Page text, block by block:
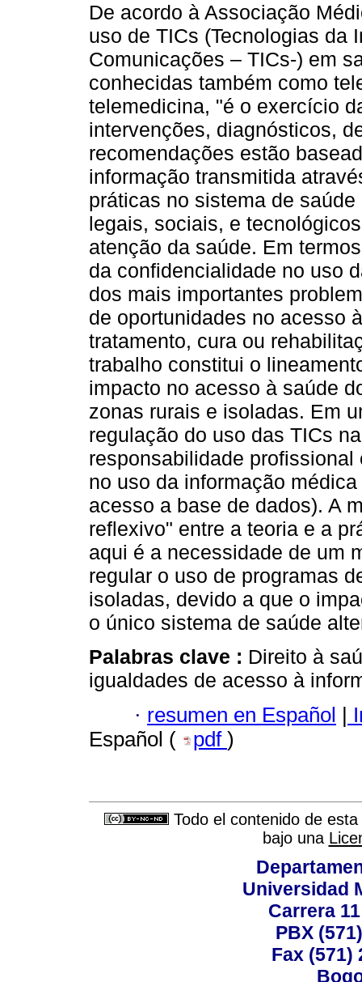
De acordo à Associação
uso de TICs (Tecnologias da
Comunicações – TICs-) em
conhecidas também como
telemedicina, "é o exercício
intervenções, diagnósticos,
recomendações estão
informação transmitida
práticas no sistema de
legais, sociais, e
atenção da saúde. Em
da confidencialidade no uso
dos mais importantes
de oportunidades no acesso
tratamento, cura ou
trabalho constitui o
impacto no acesso à saúde
zonas rurais e isoladas. Em
regulação do uso das TICs
responsabilidade
no uso da informação
acesso a base de dados). A
reflexivo" entre a teoria e a
aqui é a necessidade de um
regular o uso de programas
isoladas, devido a que o
o único sistema de saúde
Palabras clave : Direito à
igualdades de acesso à
· resumen en Español |
Español (
pdf )
Todo el contenido de
bajo una
Universidad
Carrera
PBX
Fax (571)